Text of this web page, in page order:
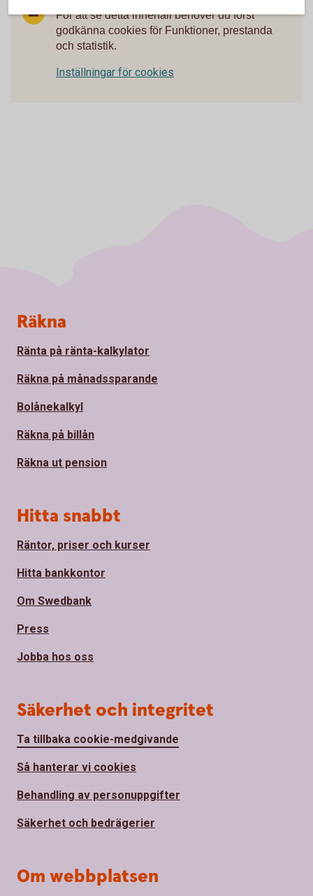
För att se detta innehåll behöver du först
godkänna cookies för Funktioner, prestanda
och statistik.
Inställningar för cookies
Sidfot
Räkna
Ränta på ränta-kalkylator
Räkna på månadssparande
Bolånekalkyl
Räkna på billån
Räkna ut pension
Hitta snabbt
Räntor, priser och kurser
Hitta bankkontor
Om Swedbank
Press
Jobba hos oss
Säkerhet och integritet
Ta tillbaka cookie-medgivande
Så hanterar vi cookies
Behandling av personuppgifter
Säkerhet och bedrägerier
Om webbplatsen